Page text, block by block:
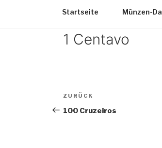
Startseite Münzen-
1 Centavo
Beitrags-
Navigation
Vorheriger
Beitrag
ZURÜCK
100 Cruzeiros